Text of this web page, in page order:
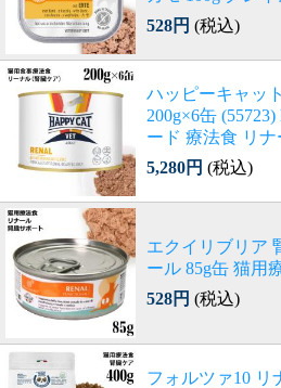
528円 (税込)
ハッピーキャッ
200g×6缶
ード 療法食 リナ
5,280円 (税込)
エクイリブリア
ール 85g缶 猫用
528円 (税込)
フォルツァ10 リ